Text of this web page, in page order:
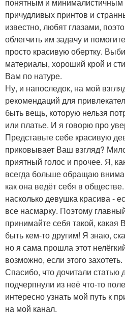
причудливых принтов и
известно, любят глазами,
облегчить им задачу и
просто красивую обертку.
материалы, хороший крой и
Вам по натуре.
Ну, и напоследок, на мой
рекомендаций для
быть вещь, которую нельзя
или платье. И я говорю про
Представьте себе красивую
приковывает Ваш взгляд?
приятный голос и прочее. Я,
всегда больше обращаю
как она ведёт себя в
насколько девушка красива -
все насмарку. Поэтому
принимайте себя такой, какая
быть кем-то другим! Я знаю,
но я сама прошла этот
возможно, если этого захотеть.
Спасибо, что дочитали
подчерпнули из неё что-то
интересно узнать мой путь к
на мой канал.